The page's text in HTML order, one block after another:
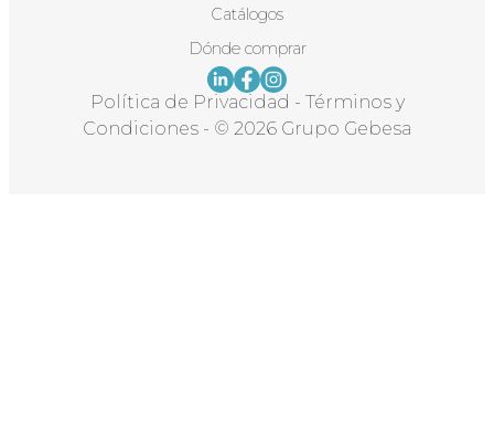
Catálogos
Dónde comprar
Política de Privacidad - Términos y
Condiciones - © 2026 Grupo Gebesa